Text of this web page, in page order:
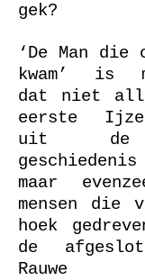
gek?
‘De Man die
kwam’ is
dat niet
eerste
uit de
maar
mensen die
hoek
de
Rauwe